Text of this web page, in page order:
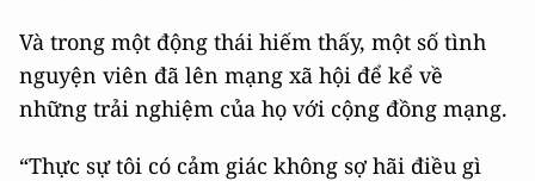
Và trong một động thái hiếm thấy, một số tình
nguyện viên đã lên mạng xã hội để kể về
những trải nghiệm của họ với cộng đồng mạng.
“Thực sự tôi có cảm giác không sợ hãi điều gì